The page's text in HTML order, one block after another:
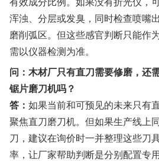
有效成分比例。如果没有折光仪，
浑浊、分层或发臭，同时检查喷嘴
磨削弧区。但这些感官判断只能作
需以仪器检测为准。
问：木材厂只有直刀需要修磨，还
锯片磨刀机吗？
答： 如果当前和可预见的未来只有
聚焦直刀磨刀机。但如果生产线上
刀，建议在询价时一并整理这些刀
率，让厂家帮助判断是分别配置专